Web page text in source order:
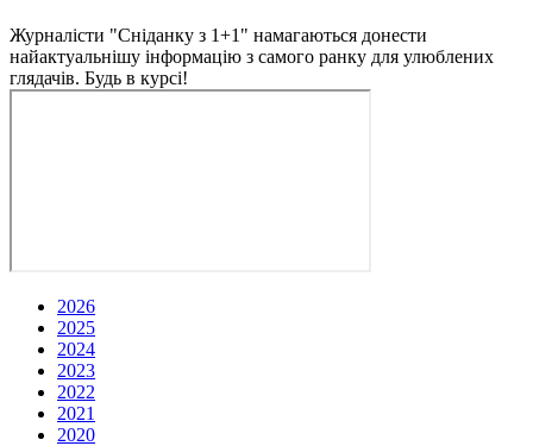
Журналісти "Сніданку з 1+1" намагаються донести
найактуальнішу інформацію з самого ранку для улюблених
глядачів. Будь в курсі!
2026
2025
2024
2023
2022
2021
2020